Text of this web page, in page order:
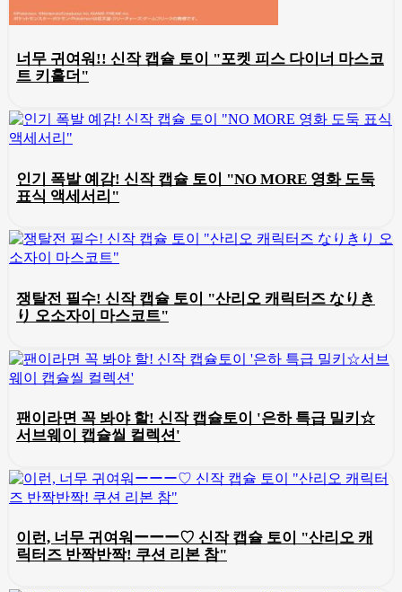
너무 귀여워!! 신작 캡슐 토이 "포켓 피스 다이너 마스코
트 키홀더"
인기 폭발 예감! 신작 캡슐 토이 "NO MORE 영화 도둑
표식 액세서리"
쟁탈전 필수! 신작 캡슐 토이 "산리오 캐릭터즈 なりき
り 오소자이 마스코트"
팬이라면 꼭 봐야 할! 신작 캡슐토이 '은하 특급 밀키☆
서브웨이 캡슐씰 컬렉션'
이런, 너무 귀여워ーーー♡ 신작 캡슐 토이 "산리오 캐
릭터즈 반짝반짝! 쿠션 리본 참"